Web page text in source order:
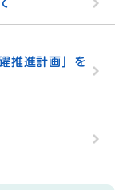
推進計画」を